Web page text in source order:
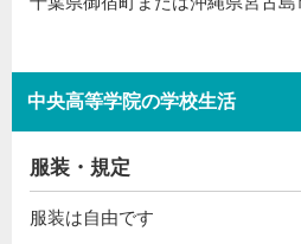
中央高等学院の学校生活
服装・規定
服装は自由です